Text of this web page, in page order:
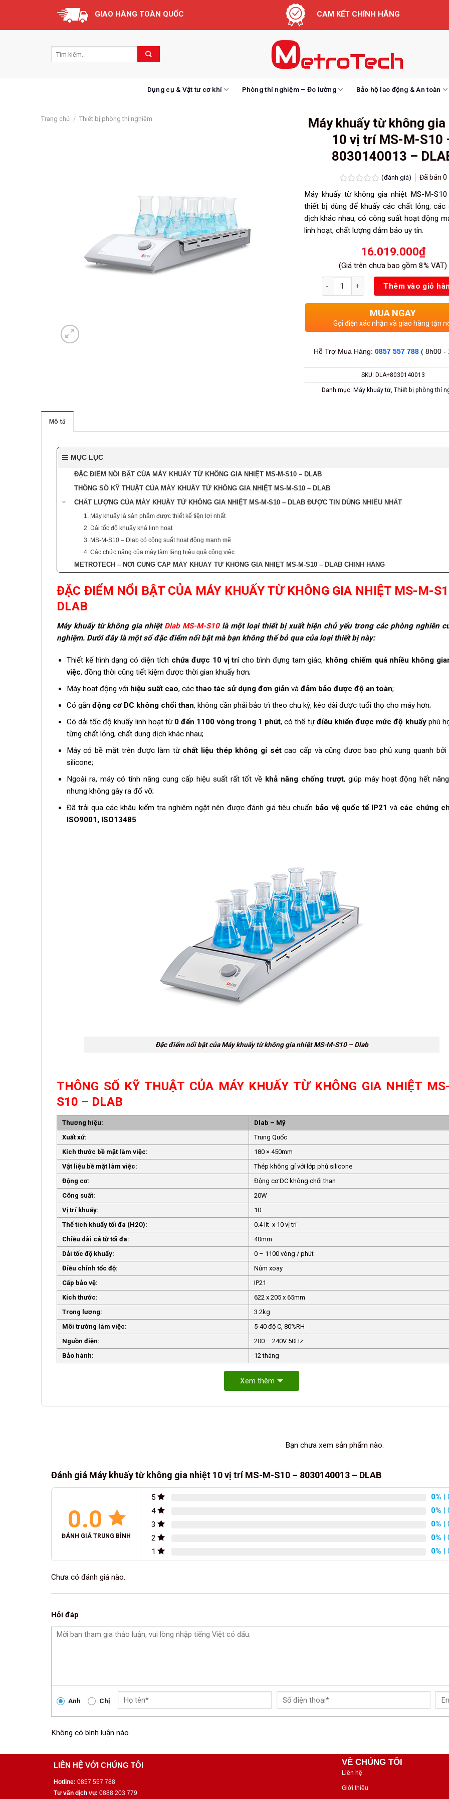
content
GIAO HÀNG TOÀN QUỐC CAM KẾT CHÍNH HÃNG
Dụng cụ & Vật tư cơ khí Phòng thí nghiệm – Đo lường Bảo hộ lao động & An toàn
Trang chủ / Thiết bị phòng thí nghiệm
Máy khuấy từ không
10 vị trí MS-M-S10
8030140013 –
Được
xếp
hạng
0.0
5
sao
(đánh giá) Đã bán0
Máy khuấy từ không gia nhiệt MS-M-
thiết bị dùng để khuấy các chất lỏng, các
dịch khác nhau, có công suất hoạt động
linh hoạt, chất lượng đảm bảo uy tín.
16.019.000₫
(Giá trên chưa bao gồm 8% VAT)
Thêm vào giỏ
MUA NGAY
Gọi điện xác nhận và giao hàng tận
Hỗ Trợ Mua Hàng: 0857 557 788 ( 8h00 -
SKU: DLA+8030140013
Danh mục:Máy khuấy từ ,Thiết bị phòng thí
Mô tả
MỤC LỤC
ĐẶC ĐIỂM NỔI BẬT CỦA MÁY KHUẤY TỪ KHÔNG GIA NHIỆT MS-M-S10 – DLAB
THÔNG SỐ KỸ THUẬT CỦA MÁY KHUẤY TỪ KHÔNG GIA NHIỆT MS-M-S10 – DLAB
CHẤT LƯỢNG CỦA MÁY KHUẤY TỪ KHÔNG GIA NHIỆT MS-M-S10 – DLAB ĐƯỢC TIN DÙNG NHIỀU NHẤT
1. Máy khuấy là sản phẩm được thiết kế tiện lợi nhất
2. Dải tốc độ khuấy khá linh hoạt
3. MS-M-S10 – Dlab có công suất hoạt động mạnh mẽ
4. Các chức năng của máy làm tăng hiệu quả công việc
METROTECH – NƠI CUNG CẤP MÁY KHUẤY TỪ KHÔNG GIA NHIỆT MS-M-S10 – DLAB CHÍNH HÃNG
ĐẶC ĐIỂM NỔI BẬT CỦA MÁY KHUẤY TỪ KHÔNG GIA NHIỆT MS-M-
DLAB
Máy khuấy từ không gia nhiệt Dlab MS-M-S10là một loại thiết bị xuất hiện chủ yếu trong các phòng nghiên
nghiệm. Dưới đây là một số đặc điểm nổi bật mà bạn không thể bỏ qua của loại thiết bị này:
Thiết kế hình dạng có diện tích chứa được 10 vị trícho bình đựng tam giác, không chiếm quá nhiều không
việc, đồng thời cũng tiết kiệm được thời gian khuấy hơn;
Máy hoạt động với hiệu suất cao, cácthao tác sử dụng đơn giản và đảm bảo được độ an toàn;
Có gắn động cơ DC không chổi than, không cần phải bảo trì theo chu kỳ, kéo dài được tuổi thọ cho máy hơn;
Có dải tốc độ khuấy linh hoạt từ 0 đến 1100 vòng trong 1 phút, có thể tựđiều khiển được mức độ khuấyphù
từng chất lỏng, chất dung dịch khác nhau;
Máy có bề mặt trên được làm từ chất liệu thép không gỉ sétcao cấp và cũng được bao phủ xung quanh bởi
silicone;
Ngoài ra, máy có tính năng cung cấp hiệu suất rất tốt về khả năng chống trượt, giúp máy hoạt động hết
nhưng không gây ra đổ vỡ;
Đã trải qua các khâu kiểm tra nghiêm ngặt nên được đánh giá tiêu chuẩn bảo vệ quốc tế IP21 và các chứng
ISO9001, ISO13485.
Đặc điểm nổi bật của Máy khuấy từ không gia nhiệt MS-M-S10 – Dlab
THÔNG SỐ KỸ THUẬT CỦA MÁY KHUẤY TỪ KHÔNG GIA NHIỆT
S10 – DLAB
Thương hiệu:
Dlab – Mỹ
Xuất xứ:
Trung Quốc
Kích thước bề mặt làm việc:
180 × 450mm
Vật liệu bề mặt làm việc:
Thép không gỉ với lớp phủ silicone
Động cơ:
Động cơ DC không chổi than
Công suất:
20W
Vị trí khuấy:
10
Thể tích khuấy tối đa (H2O):
0.4 lít x 10 vị trí
Chiều dài cá từ tối đa:
40mm
Dải tốc độ khuấy:
0 – 1100 vòng / phút
Điều chỉnh tốc độ:
Núm xoay
Cấp bảo vệ:
IP21
Kích thước:
622 x 205 x 65mm
Trọng lượng:
3.2kg
Môi trường làm việc:
5-40 độ C, 80%RH
Nguồn điện:
200 – 240V 50Hz
Bảo hành:
12 tháng
Xem thêm
Bạn chưa xem sản phẩm nào.
Đánh giá Máy khuấy từ không gia nhiệt 10 vị trí MS-M-S10 – 8030140013 – DLAB
0.0
ĐÁNH GIÁ TRUNG BÌNH
5 0%
4
0%
3
0%
2
0%
1
0%
Chưa có đánh giá nào.
Hỏi đáp
Anh Chị
Không có bình luận nào
LIÊN HỆ VỚI CHÚNG TÔI
Hotline: 0857 557 788
Tư vấn dịch vụ: 0888 203 779
VỀ CHÚNG TÔI
Liên hệ
Giới thiệu